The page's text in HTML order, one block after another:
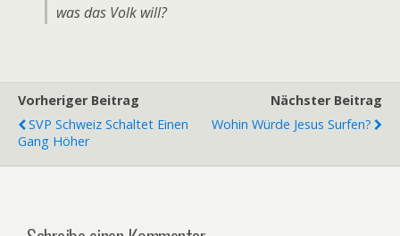
was das Volk will?
Vorheriger Beitrag
SVP Schweiz Schaltet Einen
Gang Höher
Nächster Beitrag
Wohin Würde Jesus Surfen?